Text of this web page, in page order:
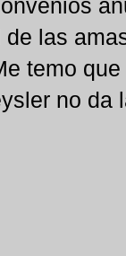
las
temo
no da